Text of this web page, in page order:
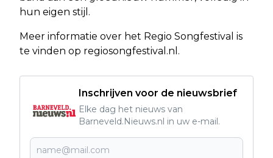
hun eigen stijl.
Meer informatie over het Regio Songfestival is
te vinden op regiosongfestival.nl.
Inschrijven voor de nieuwsbrief
Elke dag het nieuws van
Barneveld.Nieuws.nl in uw e-mail.